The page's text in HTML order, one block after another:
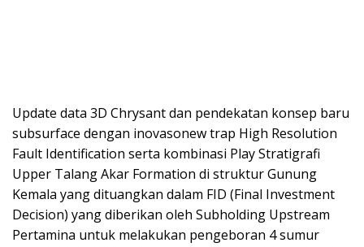
Update data 3D Chrysant dan pendekatan konsep baru
subsurface dengan inovasonew trap High Resolution
Fault Identification serta kombinasi Play Stratigrafi
Upper Talang Akar Formation di struktur Gunung
Kemala yang dituangkan dalam FID (Final Investment
Decision) yang diberikan oleh Subholding Upstream
Pertamina untuk melakukan pengeboran 4 sumur